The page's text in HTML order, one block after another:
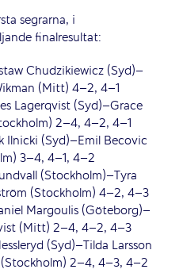
segrarna, i
finalresultat:
Chudzikiewicz (Syd)–
(Mitt) 4–2, 4–1
Lagerqvist (Syd)–Grace
2–4, 4–2, 4–1
Ilnicki (Syd)–Emil Becovic
3–4, 4–1, 4–2
(Stockholm)–Tyra
(Stockholm) 4–2, 4–3
Margoulis (Göteborg)–
(Mitt) 2–4, 4–2, 4–3
(Syd)–Tilda Larsson
2–4, 4–3, 4–2